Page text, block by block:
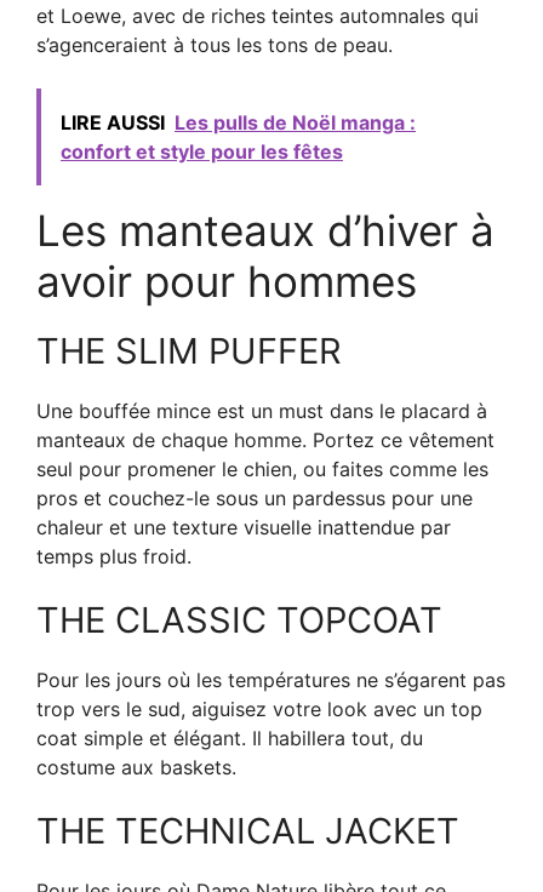
et Loewe, avec de riches teintes automnales qui
s’agenceraient à tous les tons de peau.
LIRE AUSSI Les pulls de Noël manga :
confort et style pour les fêtes
Les manteaux d’hiver à
avoir pour hommes
THE SLIM PUFFER
Une bouffée mince est un must dans le placard à
manteaux de chaque homme. Portez ce vêtement
seul pour promener le chien, ou faites comme les
pros et couchez-le sous un pardessus pour une
chaleur et une texture visuelle inattendue par
temps plus froid.
THE CLASSIC TOPCOAT
Pour les jours où les températures ne s’égarent pas
trop vers le sud, aiguisez votre look avec un top
coat simple et élégant. Il habillera tout, du
costume aux baskets.
THE TECHNICAL JACKET